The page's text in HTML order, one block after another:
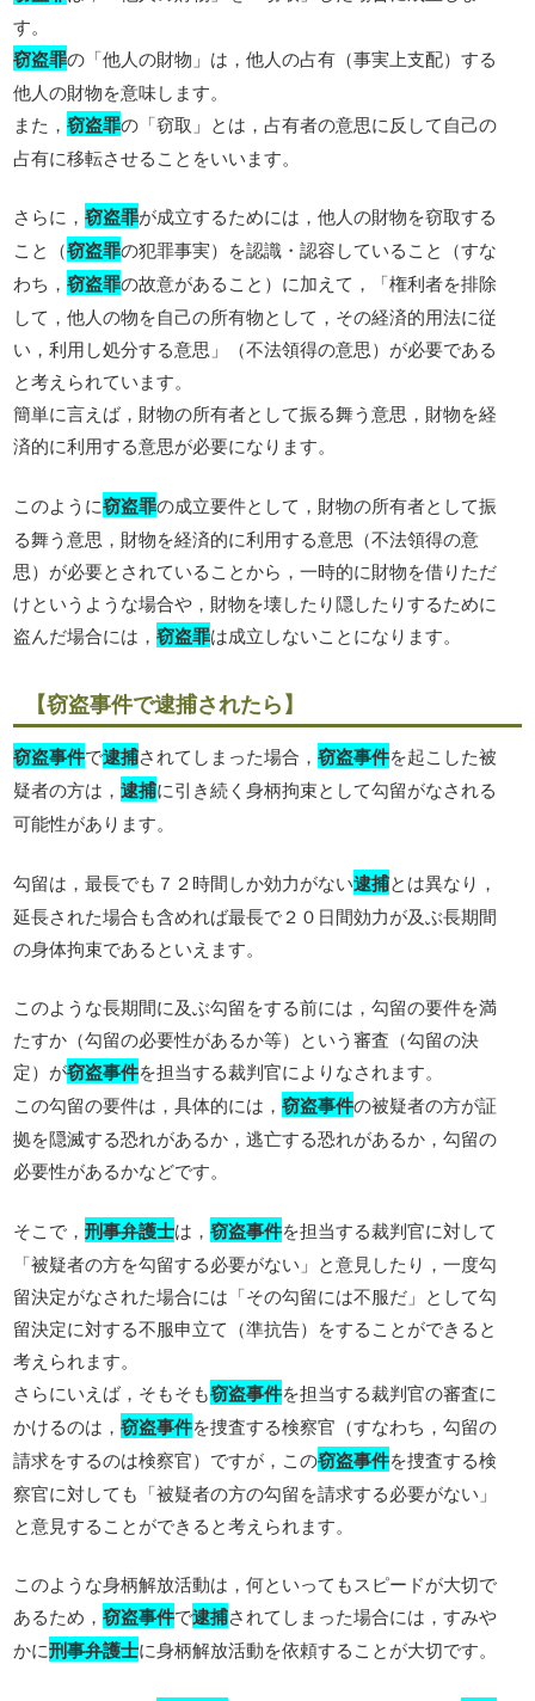
す。
窃盗罪の「他人の財物」は，他人の占有（事実上支配）する
他人の財物を意味します。
また，窃盗罪の「窃取」とは，占有者の意思に反して自己の
占有に移転させることをいいます。
さらに，窃盗罪が成立するためには，他人の財物を窃取する
こと（窃盗罪の犯罪事実）を認識・認容していること（すな
わち，窃盗罪の故意があること）に加えて，「権利者を排除
して，他人の物を自己の所有物として，その経済的用法に従
い，利用し処分する意思」（不法領得の意思）が必要である
と考えられています。
簡単に言えば，財物の所有者として振る舞う意思，財物を経
済的に利用する意思が必要になります。
このように窃盗罪の成立要件として，財物の所有者として振
る舞う意思，財物を経済的に利用する意思（不法領得の意
思）が必要とされていることから，一時的に財物を借りただ
けというような場合や，財物を壊したり隠したりするために
盗んだ場合には，窃盗罪は成立しないことになります。
【窃盗事件で逮捕されたら】
窃盗事件で逮捕されてしまった場合，窃盗事件を起こした被
疑者の方は，逮捕に引き続く身柄拘束として勾留がなされる
可能性があります。
勾留は，最長でも７２時間しか効力がない逮捕とは異なり，
延長された場合も含めれば最長で２０日間効力が及ぶ長期間
の身体拘束であるといえます。
このような長期間に及ぶ勾留をする前には，勾留の要件を満
たすか（勾留の必要性があるか等）という審査（勾留の決
定）が窃盗事件を担当する裁判官によりなされます。
この勾留の要件は，具体的には，窃盗事件の被疑者の方が証
拠を隠滅する恐れがあるか，逃亡する恐れがあるか，勾留の
必要性があるかなどです。
そこで，刑事弁護士は，窃盗事件を担当する裁判官に対して
「被疑者の方を勾留する必要がない」と意見したり，一度勾
留決定がなされた場合には「その勾留には不服だ」として勾
留決定に対する不服申立て（準抗告）をすることができると
考えられます。
さらにいえば，そもそも窃盗事件を担当する裁判官の審査に
かけるのは，窃盗事件を捜査する検察官（すなわち，勾留の
請求をするのは検察官）ですが，この窃盗事件を捜査する検
察官に対しても「被疑者の方の勾留を請求する必要がない」
と意見することができると考えられます。
このような身柄解放活動は，何といってもスピードが大切で
あるため，窃盗事件で逮捕されてしまった場合には，すみや
かに刑事弁護士に身柄解放活動を依頼することが大切です。